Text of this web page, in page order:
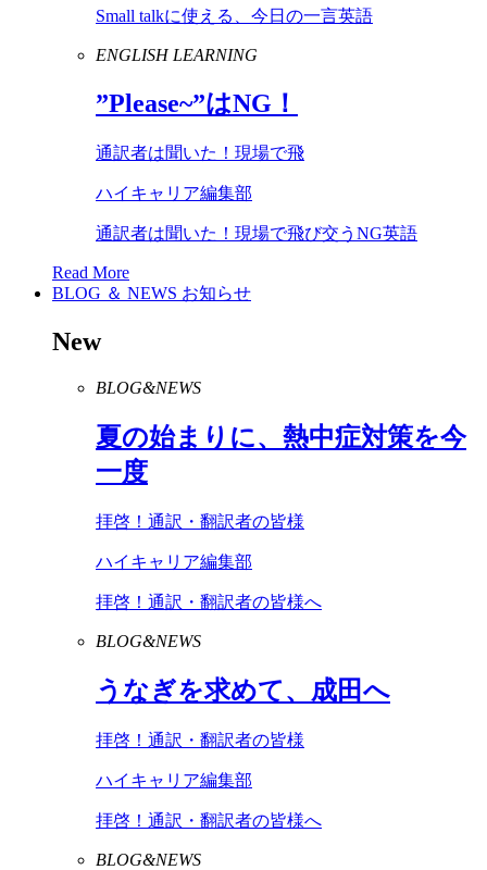
Small talkに使える、今日の一言英語
ENGLISH LEARNING
”Please~”はNG ！
通訳者は聞いた！現場で飛
ハイキャリア編集部
通訳者は聞いた！現場で飛び交うNG英語
Read More
BLOG ＆ NEWS お知らせ
New
BLOG&NEWS
夏の始まりに、熱中症対策を今
一度
拝啓！通訳・翻訳者の皆様
ハイキャリア編集部
拝啓！通訳・翻訳者の皆様へ
BLOG&NEWS
うなぎを求めて、成田へ
拝啓！通訳・翻訳者の皆様
ハイキャリア編集部
拝啓！通訳・翻訳者の皆様へ
BLOG&NEWS